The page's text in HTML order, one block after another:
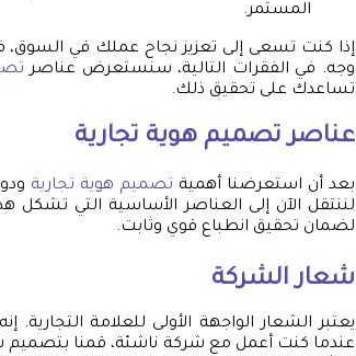
المستمر.
إذا كنت تسعى إلى تعزيز نجاح عملك في السوق،
وجه. في الفقرات التالية، سنستعرض عناصر
تساعدك على تحقيق ذلك.
عناصر تصميم هوية تجارية
بعد أن استعرضنا أهمية تصميم هوية تجارية
لننتقل الآن إلى العناصر الأساسية التي
لضمان تحقيق انطباع قوي وثابت.
شعار الشركة
يعتبر الشعار الواجهة الأولى للعلامة
عندما كنت أعمل مع شركة ناشئة، قمنا بتصميم